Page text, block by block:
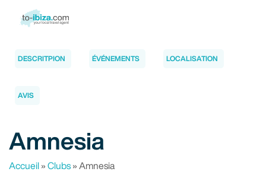
DESCRITPION ÉVÉNEMENTS LOCALISATION
AVIS
Amnesia
Accueil » Clubs » Amnesia